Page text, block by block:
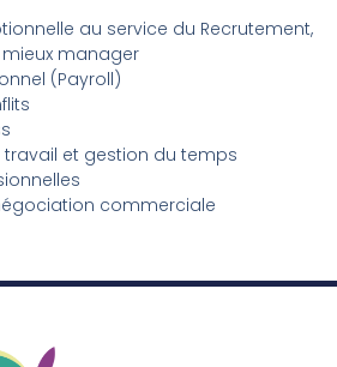
au service du Recrutement,
mieux manager
(Payroll)
et gestion du temps
commerciale